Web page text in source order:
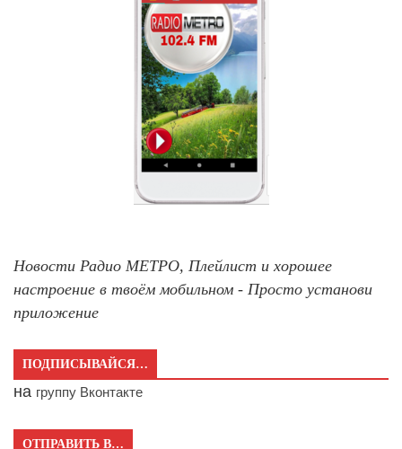
Новости Радио МЕТРО, Плейлист и хорошее
настроение в твоём мобильном - Просто установи
приложение
ПОДПИСЫВАЙСЯ…
на группу Вконтакте
ОТПРАВИТЬ В…